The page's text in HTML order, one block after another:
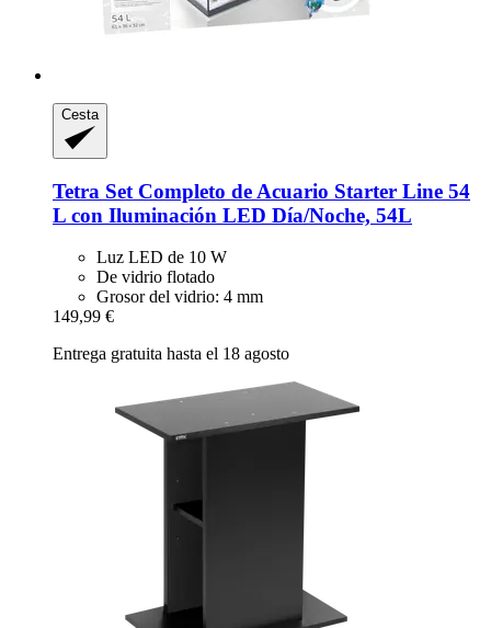
Cesta
Tetra Set Completo de Acuario Starter Line 54
L con Iluminación LED Día/Noche, 54L
Luz LED de 10 W
De vidrio flotado
Grosor del vidrio: 4 mm
149,99 €
Entrega gratuita hasta el 18 agosto